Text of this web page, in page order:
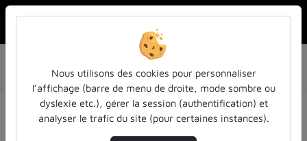
La production audiovisuelle des Usages du Numérique
Tout Est Relatif, Monsieur Poincaré !
La production
audiovisuelle des Usages du Numérique
Nous utilisons des cookies pour personnaliser
l’affichage (barre de menu de droite, mode sombre ou
dyslexie etc.), gérer la session (authentification) et
analyser le trafic du site (pour certaines instances).